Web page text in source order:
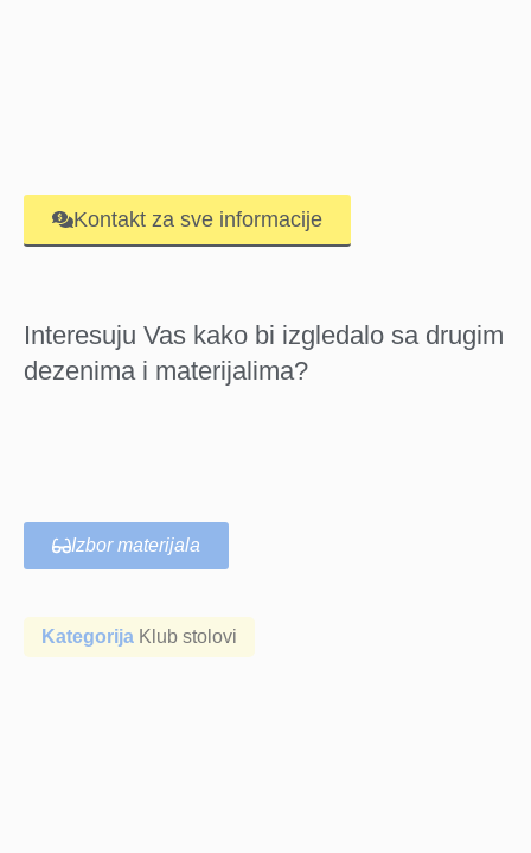
Kontakt za sve informacije
Interesuju Vas kako bi izgledalo sa drugim
dezenima i materijalima?
Izbor materijala
Kategorija Klub stolovi